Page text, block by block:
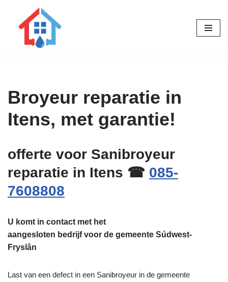
Broyeur reparatie in
Itens, met garantie!
offerte voor Sanibroyeur
reparatie in Itens ☎ 085-
7608808
U komt in contact met het
aangesloten bedrijf voor de gemeente Súdwest-
Fryslân
Last van een defect in een Sanibroyeur in de gemeente